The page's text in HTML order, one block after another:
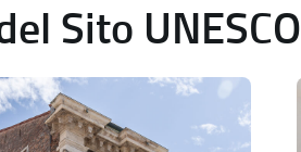
Sito UNESCO